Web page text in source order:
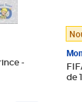
-
de